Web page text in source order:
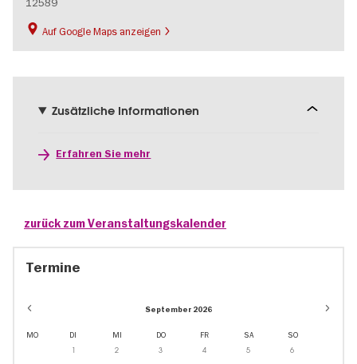
Auf Google Maps anzeigen
Zusätzliche Informationen
Erfahren Sie mehr
zurück zum Veranstaltungskalender
Termine
September 2026
MO DI MI DO FR SA SO
1 2 3 4 5 6